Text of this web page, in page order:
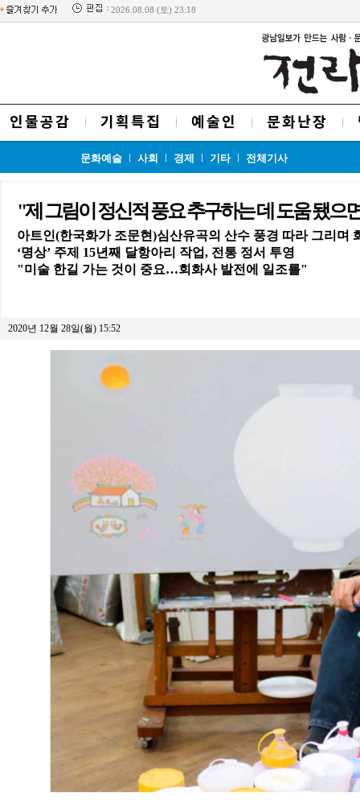
2026.08.08 (토) 23:18
인물공감 기획특집 예술인 문화난장
문화예술 사회 경제 기타 전체기사
"제 그림이 정신적 풍요 추구하는 데 도움 됐으
아트인(한국화가 조문현)심산유곡의 산수 풍경 따라 그리며
‘명상’ 주제 15년째 달항아리 작업, 전통 정서 투영
"미술 한길 가는 것이 중요…회화사 발전에 일조를"
2020년 12월 28일(월) 15:52